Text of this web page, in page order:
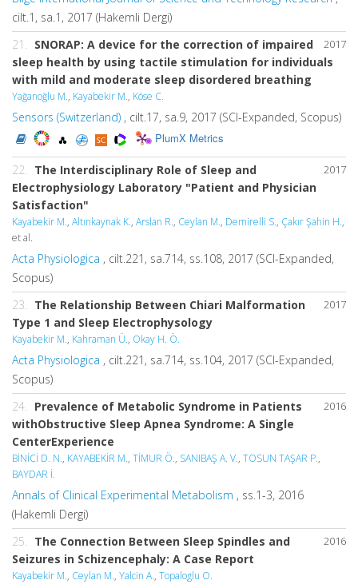
cilt.1, sa.1, 2017 (Hakemli Dergi)
2017
21. SNORAP: A device for the correction of impaired
sleep health by using tactile stimulation for individuals
with mild and moderate sleep disordered breathing
Yağanoğlu M., Kayabekir M., Köse C.
Sensors (Switzerland) , cilt.17, sa.9, 2017 (SCI-Expanded, Scopus)
PlumX Metrics
2017
22. The Interdisciplinary Role of Sleep and
Electrophysiology Laboratory "Patient and Physician
Satisfaction"
Kayabekir M., Altınkaynak K., Arslan R., Ceylan M., Demirelli S., Çakır Şahin H.,
et al.
Acta Physiologica , cilt.221, sa.714, ss.108, 2017 (SCI-Expanded,
Scopus)
2017
23. The Relationship Between Chiari Malformation
Type 1 and Sleep Electrophysology
Kayabekir M., Kahraman Ü., Okay H. Ö.
Acta Physiologica , cilt.221, sa.714, ss.104, 2017 (SCI-Expanded,
Scopus)
2016
24. Prevalence of Metabolic Syndrome in Patients
withObstructive Sleep Apnea Syndrome: A Single
CenterExperience
BİNİCİ D. N., KAYABEKİR M., TİMUR Ö., SANIBAŞ A. V., TOSUN TAŞAR P.,
BAYDAR İ.
Annals of Clinical Experimental Metabolism , ss.1-3, 2016
(Hakemli Dergi)
2016
25. The Connection Between Sleep Spindles and
Seizures in Schizencephaly: A Case Report
Kayabekir M., Ceylan M., Yalcin A., Topaloglu O.